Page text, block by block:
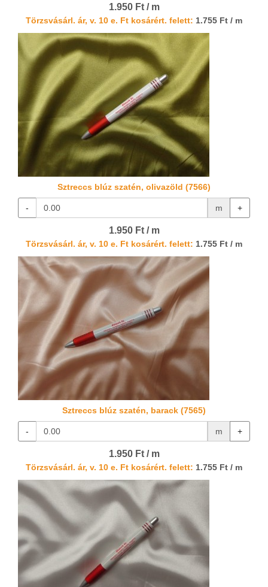
1.950 Ft / m
Törzsvásárl. ár, v. 10 e. Ft kosárért. felett: 1.755 Ft / m
Sztreccs blúz szatén, olivazöld (7566)
- m +
1.950 Ft / m
Törzsvásárl. ár, v. 10 e. Ft kosárért. felett: 1.755 Ft / m
Sztreccs blúz szatén, barack (7565)
- m +
1.950 Ft / m
Törzsvásárl. ár, v. 10 e. Ft kosárért. felett: 1.755 Ft / m